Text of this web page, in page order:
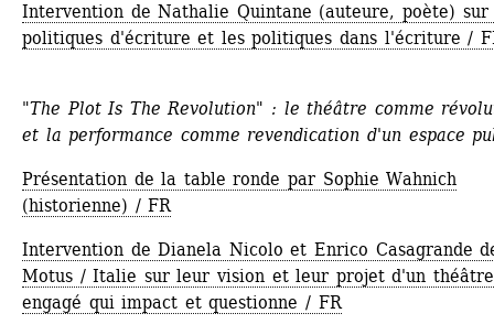
Intervention de Nathalie Quintane (auteure, poète) sur
politiques d'écriture et les politiques dans l'écriture /
"The Plot Is The Revolution" : le théâtre comme
et la performance comme revendication d'un espace
Présentation de la table ronde par Sophie Wahnich
(historienne) / FR
Intervention de Dianela Nicolo et Enrico Casagrande
Motus / Italie sur leur vision et leur projet d'un théâtre
engagé qui impact et questionne / FR